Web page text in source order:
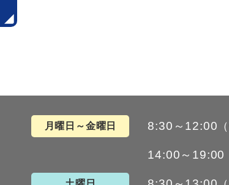
月曜日～金曜日 8:30～12:00 （
14:00～19:00